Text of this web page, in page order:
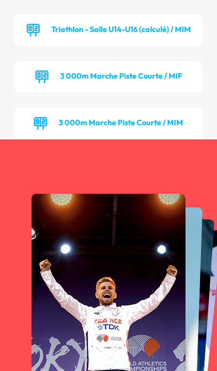
Triathlon - Salle U14-U16 (calculé) / MIM
3 000m Marche Piste Courte / MIF
3 000m Marche Piste Courte / MIM